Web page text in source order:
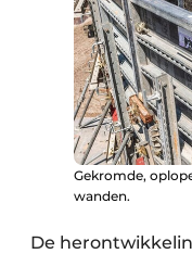
Gekromde,
wanden.
De